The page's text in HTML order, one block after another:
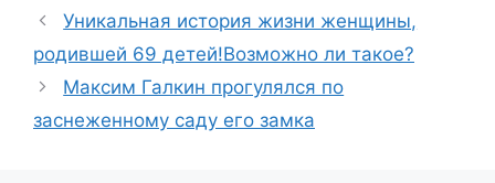
Уникальная история жизни женщины,
родившей 69 детей!Возможно ли такое?
Максим Галкин прогулялся по
заснеженному саду его замка